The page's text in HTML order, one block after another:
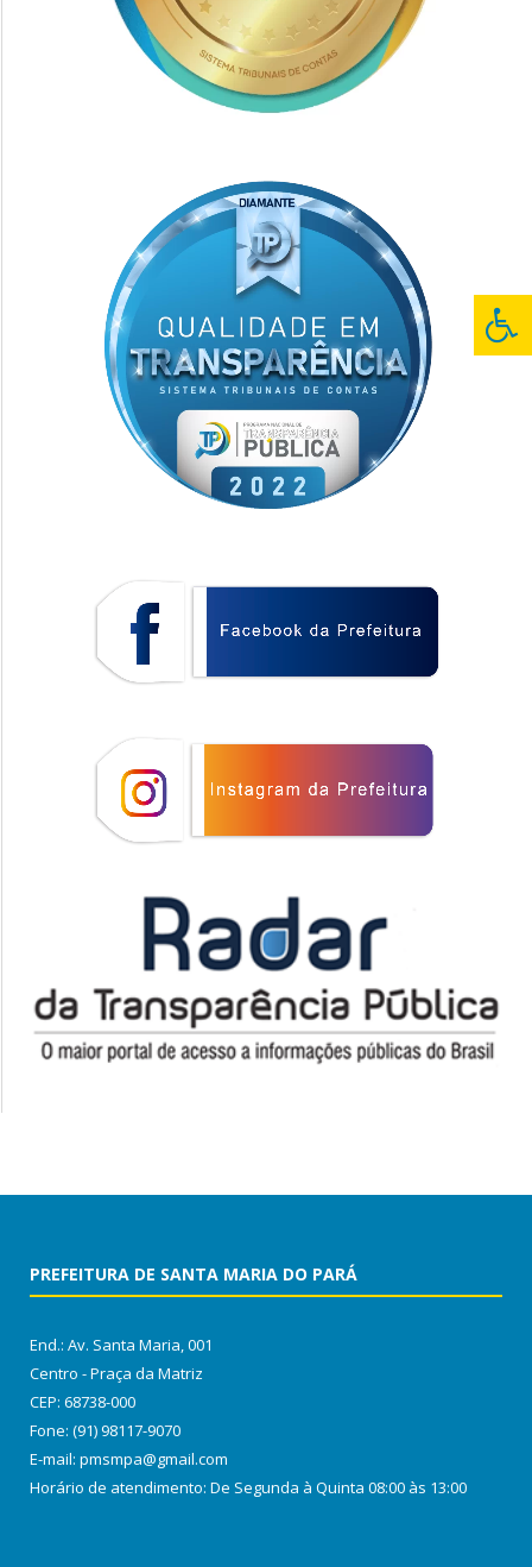
PREFEITURA DE SANTA MARIA DO PARÁ
End.: Av. Santa Maria, 001
Centro - Praça da Matriz
CEP: 68738-000
Fone: (91) 98117-9070
E-mail: pmsmpa@gmail.com
Horário de atendimento: De Segunda à Quinta 08:00 às 13:00